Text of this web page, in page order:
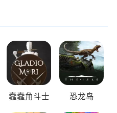
蠢蠢角斗士 恐龙岛